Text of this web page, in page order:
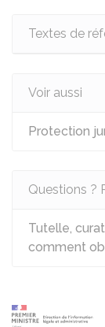
Textes de
Voir aussi
Protection
Questions ?
Tutelle,
comment